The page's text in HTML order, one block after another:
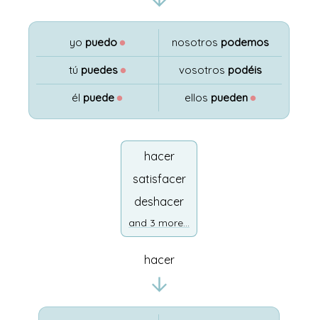
yo puedo ●
tú puedes ●
él puede ●
nosotros podemos
vosotros podéis
ellos pueden ●
hacer
satisfacer
deshacer
and 3 more...
hacer